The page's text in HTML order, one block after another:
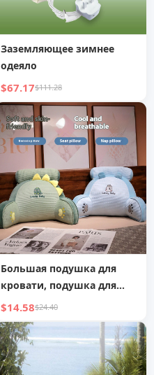
Заземляющее зимнее
одеяло
$67.17$111.28
Большая подушка для
кровати, подушка для
дивана, мягкая подушка
для спины
$14.58$24.40